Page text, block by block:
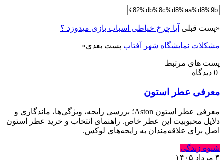
«پست قبلی آیا چرخ خیاطی اسباب بازی میدوزد ؟
مشکلات نمایشگاه شهر آفتاب پست بعدی»
پست های مرتبط
0 دیدگاه
معرفی عطر استون
معرفی عطر استون Aston؛ بررسی رایحه، ویژگی‌ها، ماندگاری و
دلایل محبوبیت این عطر خاص. راهنمای انتخاب و خرید عطر استون
اصل برای علاقه‌مندان به رایحه‌های لوکس.
شیوه زندگی
۴ مرداد ۱۴۰۵